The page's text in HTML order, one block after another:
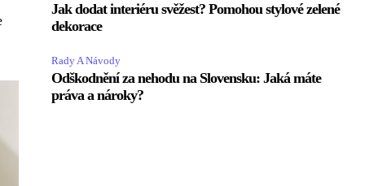
Jak dodat interiéru svěžest? Pomohou stylové zelené
dekorace
Rady A Návody
Odškodnění za nehodu na Slovensku: Jaká máte
práva a nároky?